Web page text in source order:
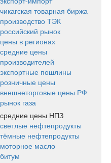
чикагская товарная биржа
производство ТЭК
российский рынок
цены в регионах
средние цены
производителей
экспортные пошлины
розничные цены
внешнеторговые цены РФ
рынок газа
средние цены НПЗ
светлые нефтепродукты
тёмные нефтепродукты
моторное масло
битум